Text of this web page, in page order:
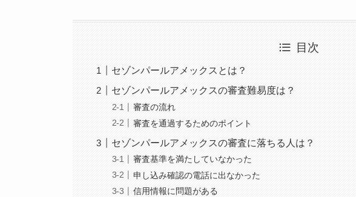
目次
セゾンパールアメックスとは？
セゾンパールアメックスの審査難易度は？
審査の流れ
審査を通過するためのポイント
セゾンパールアメックスの審査に落ちる人は？
審査基準を満たしていなかった
申し込み確認の電話に出なかった
信用情報に問題がある